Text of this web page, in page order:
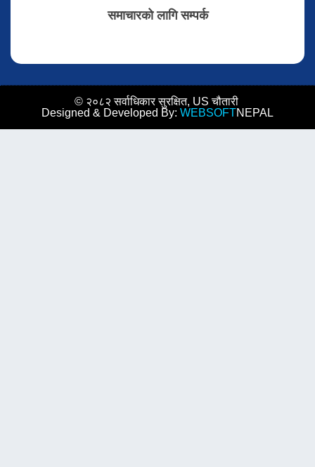
समाचारको लागि सम्पर्क
© २०८२ सर्वाधिकार सुरक्षित, US चौतारी
Designed & Developed By: WEBSOFTNEPAL